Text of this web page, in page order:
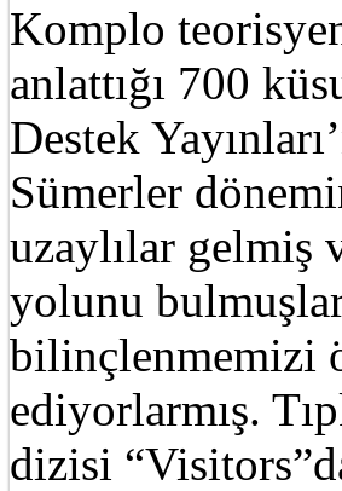
Komplo
anlattığı 700
Destek
Sümerler
uzaylılar gelmiş
yolunu
bilinçlenmemizi
ediyorlarmış.
dizisi